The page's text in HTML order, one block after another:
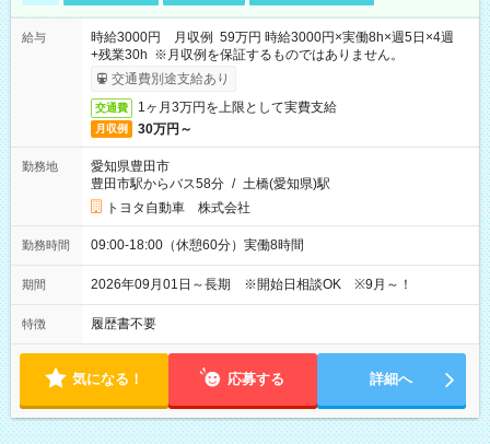
給与
時給3000円 月収例 59万円 時給3000円×実働8h×週5日×4週
+残業30h ※月収例を保証するものではありません。
交通費別途支給あり
交通費 1ヶ月3万円を上限として実費支給
月収例 30万円～
勤務地
愛知県豊田市
豊田市駅からバス58分 / 土橋(愛知県)駅
トヨタ自動車 株式会社
勤務時間 09:00-18:00（休憩60分）実働8時間
期間 2026年09月01日～長期 ※開始日相談OK ※9月～！
特徴 履歴書不要
気になる！ 応募する 詳細へ